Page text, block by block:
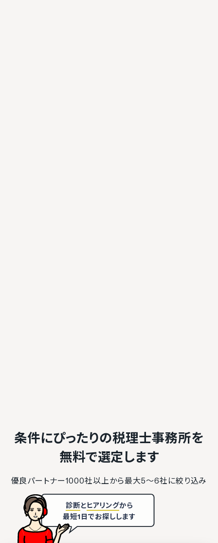
条件にぴったりの税理士事務所を
無料で選定します
優良パートナー1000社以上から最大5〜6社に絞り込み
診断とヒアリングから
最短1日でお探しします